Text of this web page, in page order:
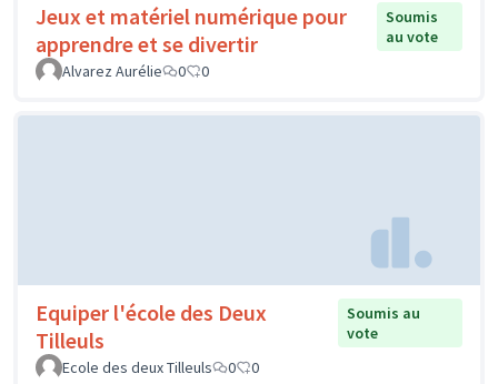
Jeux et matériel numérique pour
apprendre et se divertir
Soumis
au vote
Alvarez Aurélie
0 0
Equiper l'école des Deux
Tilleuls
Soumis au
vote
Ecole des deux Tilleuls
0 0